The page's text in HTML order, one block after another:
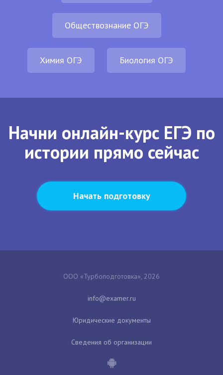
Обществознание ОГЭ
Химия ОГЭ Биология ОГЭ
Начни онлайн-курс ЕГЭ по
истории прямо сейчас
Начать подготовку
ООО «Турбоподготовка», 2026
Юридические документы
Сведения об организации